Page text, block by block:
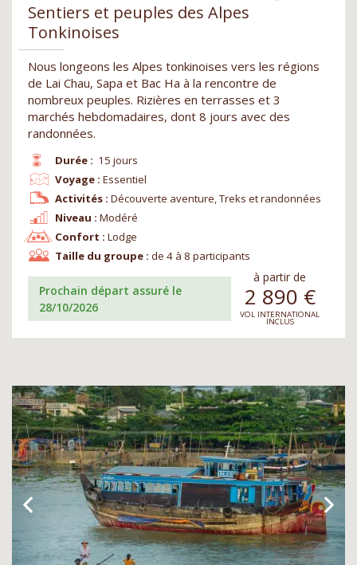
Sentiers et peuples des Alpes
Tonkinoises
Nous longeons les Alpes tonkinoises vers les régions
de Lai Chau, Sapa et Bac Ha à la rencontre de
nombreux peuples. Rizières en terrasses et 3
marchés hebdomadaires, dont 8 jours avec des
randonnées.
Durée : 15 jours
Niveau : Modéré
Voyage : Essentiel
Confort : Lodge
Activités : Découverte aventure, Treks et randonnées
Taille du groupe : de 4 à 8 participants
Prochain départ assuré le
28/10/2026
à partir de
2 890 €
VOL INTERNATIONAL
INCLUS